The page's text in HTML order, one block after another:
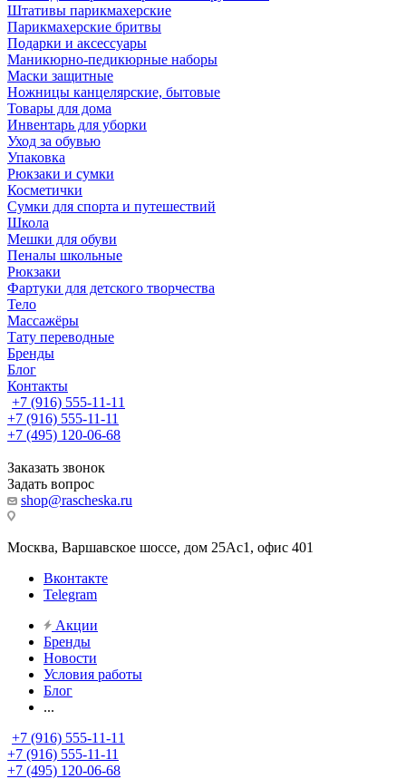
Штативы парикмахерские
Парикмахерские бритвы
Подарки и аксессуары
Маникюрно-педикюрные наборы
Маски защитные
Ножницы канцелярские, бытовые
Товары для дома
Инвентарь для уборки
Уход за обувью
Упаковка
Рюкзаки и сумки
Косметички
Сумки для спорта и путешествий
Школа
Мешки для обуви
Пеналы школьные
Рюкзаки
Фартуки для детского творчества
Тело
Массажёры
Тату переводные
Бренды
Блог
Контакты
+7 (916) 555-11-11
+7 (916) 555-11-11
+7 (495) 120-06-68
Заказать звонок
Задать вопрос
shop@rascheska.ru
Москва, Варшавское шоссе, дом 25Аc1, офис 401
Вконтакте
Telegram
Акции
Бренды
Новости
Условия работы
Блог
...
+7 (916) 555-11-11
+7 (916) 555-11-11
+7 (495) 120-06-68